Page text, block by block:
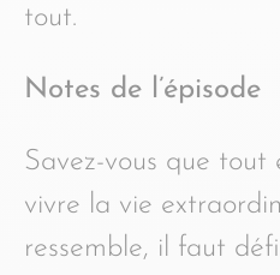
tout.
Notes de l’épisode
Savez-vous que tout
vivre la vie
ressemble, il faut